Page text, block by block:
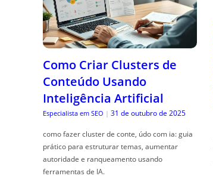
Como Criar Clusters de
Conteúdo Usando
Inteligência Artificial
Especialista em SEO | 31 de outubro de 2025
como fazer cluster de conte, údo com ia: guia
prático para estruturar temas, aumentar
autoridade e ranqueamento usando
ferramentas de IA.